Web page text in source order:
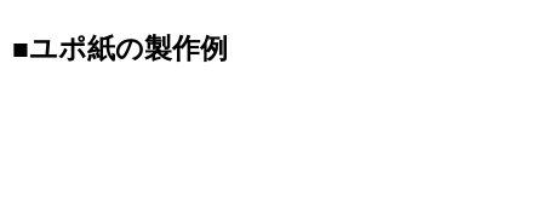
■ユポ紙の製作例